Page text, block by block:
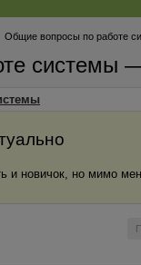
Общие вопросы по работе
системы
и новичок, но мимо